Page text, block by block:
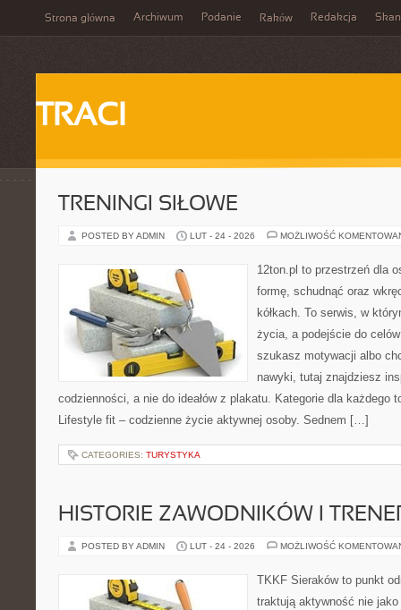
Strona główna Archiwum Podanie Raków Redakcja
TRACI
TRENINGI SIŁOWE
POSTED BY ADMIN LUT - 24 - 2026 MOŻLIWOŚĆ
12ton.pl to przestrzeń dla
formę, schudnąć oraz
kółkach. To serwis, w
życia, a podejście do
szukasz motywacji albo
nawyki, tutaj znajdziesz
codzienności, a nie do ideałów z plakatu. Kategorie dla każdego
Lifestyle fit – codzienne życie aktywnej osoby. Sednem […]
CATEGORIES: TURYSTYKA
HISTORIE ZAWODNIKÓW I
POSTED BY ADMIN LUT - 24 - 2026 MOŻLIWOŚĆ
TKKF Sieraków to punkt
traktują aktywność nie